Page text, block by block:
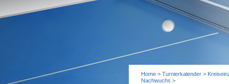
Home > Turnierkalender >
Nachwuchs >